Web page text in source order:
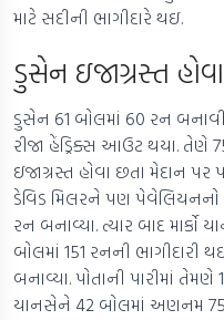
માટે સદીની ભાગીદારે થઇ.
ડુસેન ઇજાગ્રસ્ત
ડુસેન 61 બોલમાં 60 રન
રીજા હેંડ્રિક્સ આઉટ થયા. તેણે
ઇજાગ્રસ્ત હોવા છતા મેદાન
ડેવિડ મિલરને પણ પેવેલિયનનો
રન બનાવ્યા. ત્યાર બાદ
બોલમાં 151 રનની ભાગીદારી
બનાવ્યા. પોતાની પારીમાં તેમણે
યાનસેને 42 બોલમાં અણનમ